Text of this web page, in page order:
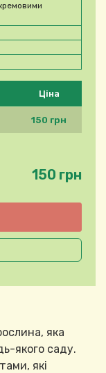
Ціна
150 грн
150 грн
яка
якого саду.
які